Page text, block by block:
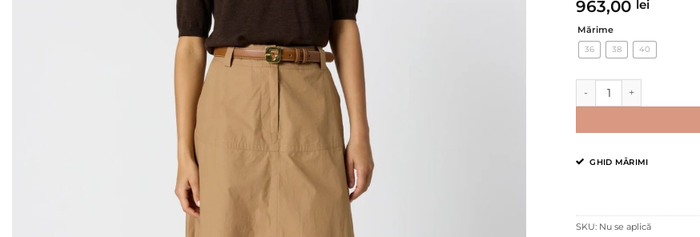
963,00 lei
Mărime
36 38 40
GHID MĂRIMI
SKU: Nu se aplică